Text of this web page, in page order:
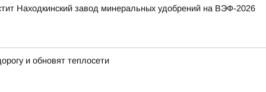
Находкинский завод минеральных удобрений на ВЭФ-2026
и обновят теплосети